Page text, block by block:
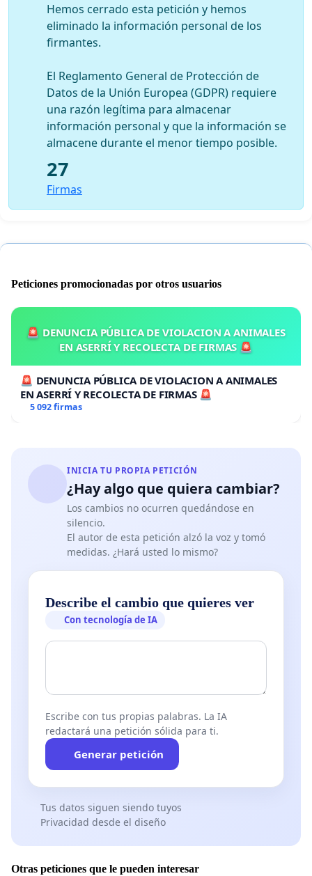
Hemos cerrado esta petición y hemos
eliminado la información personal de los
firmantes.
El Reglamento General de Protección de
Datos de la Unión Europea (GDPR) requiere
una razón legítima para almacenar
información personal y que la información se
almacene durante el menor tiempo posible.
27
Firmas
Peticiones promocionadas por otros usuarios
🚨 DENUNCIA PÚBLICA DE VIOLACION A ANIMALES
EN ASERRÍ Y RECOLECTA DE FIRMAS 🚨
🚨 DENUNCIA PÚBLICA DE VIOLACION A ANIMALES
EN ASERRÍ Y RECOLECTA DE FIRMAS 🚨
5 092 firmas
INICIA TU PROPIA PETICIÓN
¿Hay algo que quiera cambiar?
Los cambios no ocurren quedándose en
silencio.
El autor de esta petición alzó la voz y tomó
medidas. ¿Hará usted lo mismo?
Describe el cambio que quieres ver
Con tecnología de IA
Escribe con tus propias palabras. La IA
redactará una petición sólida para ti.
Generar petición
Tus datos siguen siendo tuyos
Privacidad desde el diseño
Otras peticiones que le pueden interesar